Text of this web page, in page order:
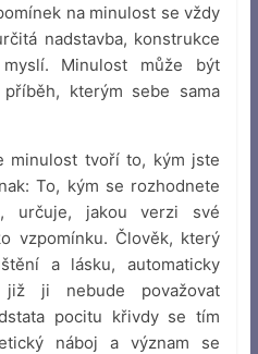
na minulost se vždy
nadstavba, konstrukce
myslí. Minulost může být
kterým sebe sama
minulost tvoří to, kým jste
To, kým se rozhodnete
určuje, jakou verzi své
vzpomínku. Člověk, který
a lásku, automaticky
ji nebude považovat
pocitu křivdy se tím
náboj a význam se